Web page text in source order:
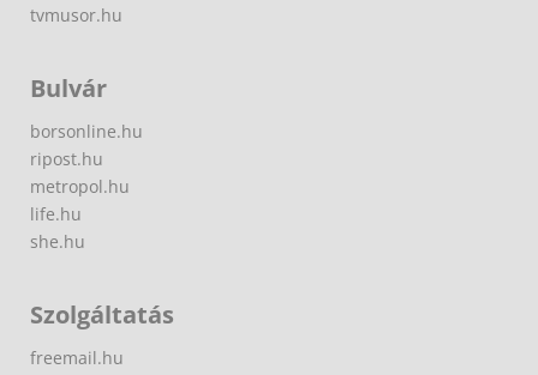
tvmusor.hu
Bulvár
borsonline.hu
ripost.hu
metropol.hu
life.hu
she.hu
Szolgáltatás
freemail.hu